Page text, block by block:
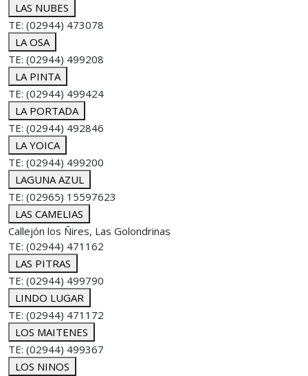
LAS NUBES
TE: (02944) 473078
LA OSA
TE: (02944) 499208
LA PINTA
TE: (02944) 499424
LA PORTADA
TE: (02944) 492846
LA YOICA
TE: (02944) 499200
LAGUNA AZUL
TE: (02965) 15597623
LAS CAMELIAS
Callejón los Ñires, Las Golondrinas
TE: (02944) 471162
LAS PITRAS
TE: (02944) 499790
LINDO LUGAR
TE: (02944) 471172
LOS MAITENES
TE: (02944) 499367
LOS NINOS